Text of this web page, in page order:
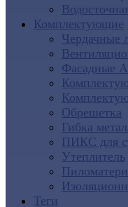
Комплектующие
Чердачные
Фасадные
Обрешетка
Гибка
ПИКС для
Утеплитель
Теги